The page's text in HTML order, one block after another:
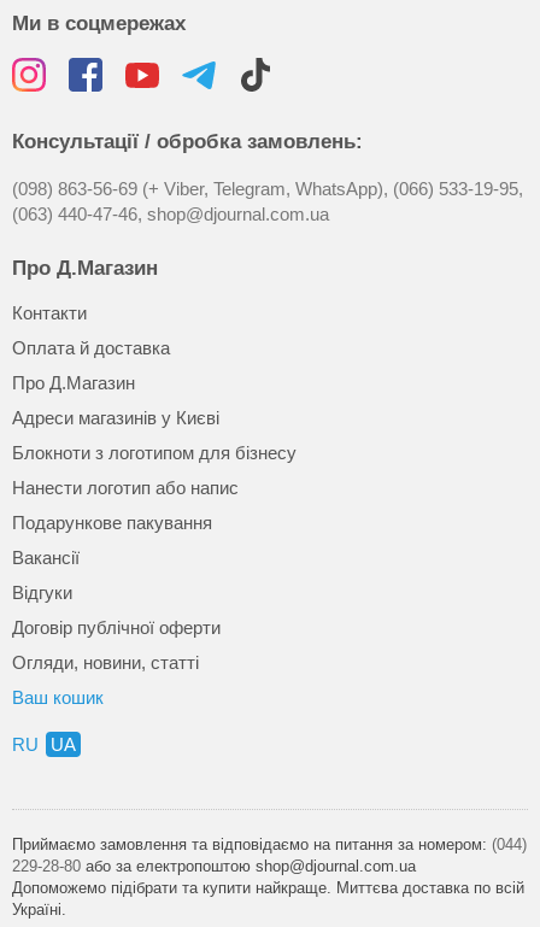
Ми в соцмережах
Консультації / обробка замовлень:
(098) 863-56-69 (+ Viber, Telegram, WhatsApp), (066) 533-19-95,
(063) 440-47-46, shop@djournal.com.ua
Про Д.Магазин
Контакти
Оплата й доставка
Про Д.Магазин
Адреси магазинів у Києві
Блокноти з логотипом для бізнесу
Нанести логотип або напис
Подарункове пакування
Вакансії
Відгуки
Договір публічної оферти
Огляди, новини, статті
Ваш кошик
RU UA
Приймаємо замовлення та відповідаємо на питання за номером: (044)
229-28-80 або за електропоштою shop@djournal.com.ua
Допоможемо підібрати та купити найкраще. Миттєва доставка по всій
Україні.